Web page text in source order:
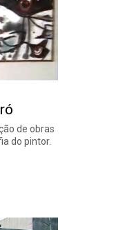
de obras
do pintor.